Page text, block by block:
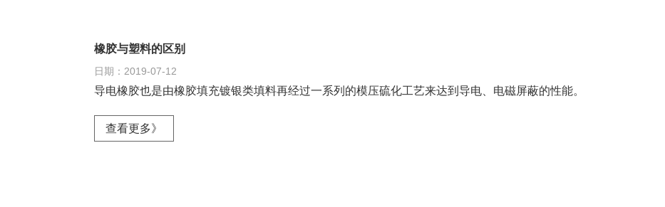
橡胶与塑料的区别
日期：2019-07-12
导电橡胶也是由橡胶填充镀银类填料再经过一系列的模压硫化工艺来达到导电、电磁屏蔽的性能。
查看更多》